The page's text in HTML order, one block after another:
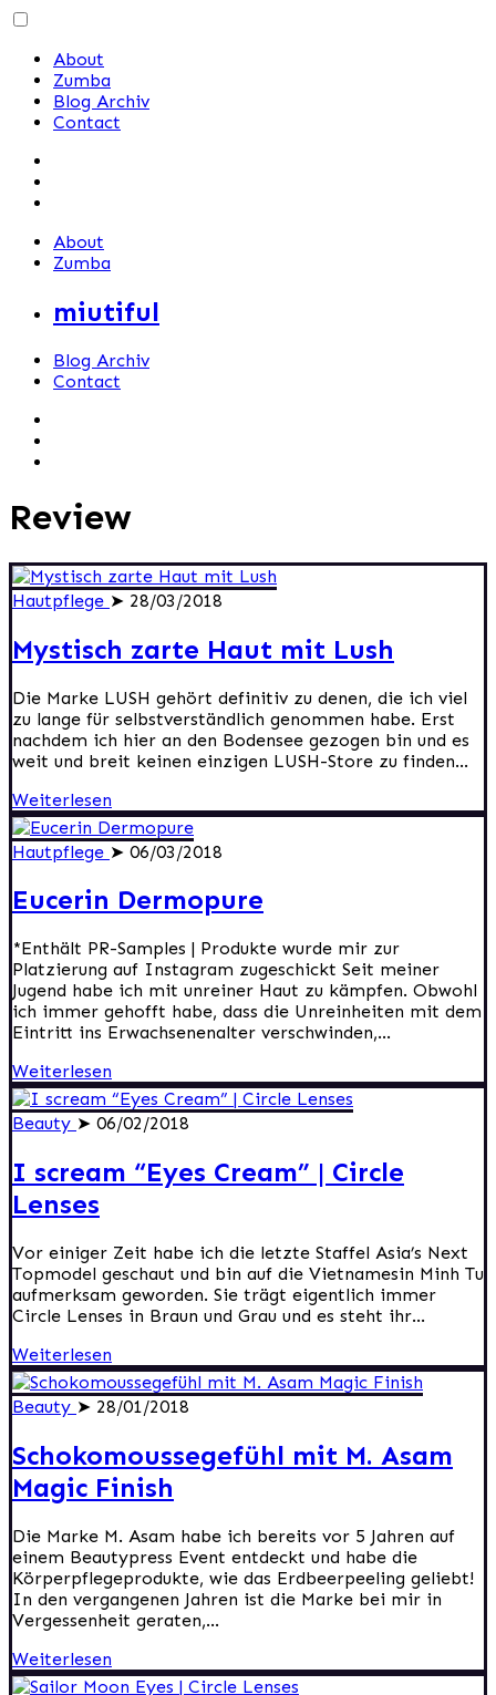
Skip
contentAbout
Zumba
Blog Archiv
Contact
About
Zumba
miutiful
Blog Archiv
Contact
Review
Hautpflege ➤ 28/03/2018
Mystisch zarte Haut mit Lush
Die Marke LUSH gehört definitiv zu denen, die ich viel
zu lange für selbstverständlich genommen habe. Erst
nachdem ich hier an den Bodensee gezogen bin und es
weit und breit keinen einzigen LUSH-Store zu finden...
Weiterlesen
Hautpflege ➤ 06/03/2018
Eucerin Dermopure
*Enthält PR-Samples | Produkte wurde mir zur
Platzierung auf Instagram zugeschickt Seit meiner
Jugend habe ich mit unreiner Haut zu kämpfen. Obwohl
ich immer gehofft habe, dass die Unreinheiten mit dem
Eintritt ins Erwachsenenalter verschwinden,...
Weiterlesen
Beauty ➤ 06/02/2018
I scream “Eyes Cream” | Circle
Lenses
Vor einiger Zeit habe ich die letzte Staffel Asia’s Next
Topmodel geschaut und bin auf die Vietnamesin Minh Tu
aufmerksam geworden. Sie trägt eigentlich immer
Circle Lenses in Braun und Grau und es steht ihr...
Weiterlesen
Beauty ➤ 28/01/2018
Schokomoussegefühl mit M. Asam
Magic Finish
Die Marke M. Asam habe ich bereits vor 5 Jahren auf
einem Beautypress Event entdeckt und habe die
Körperpflegeprodukte, wie das Erdbeerpeeling geliebt!
In den vergangenen Jahren ist die Marke bei mir in
Vergessenheit geraten,...
Weiterlesen